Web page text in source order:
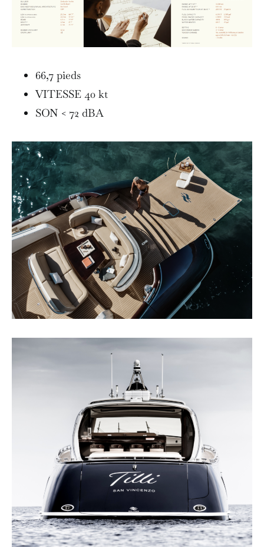
66,7 pieds
VITESSE 40 kt
SON < 72 dBA